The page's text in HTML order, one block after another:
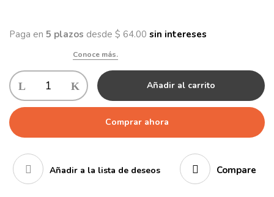
Añadir al carrito
Comprar ahora
Añadir a la lista de deseos Compare